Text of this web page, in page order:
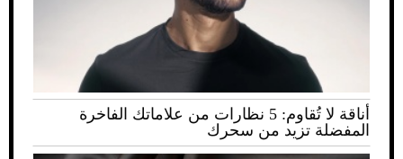
أناقة لا تُقاوم: 5 نظارات من علاماتك الفاخرة
المفضلة تزيد من سحرك